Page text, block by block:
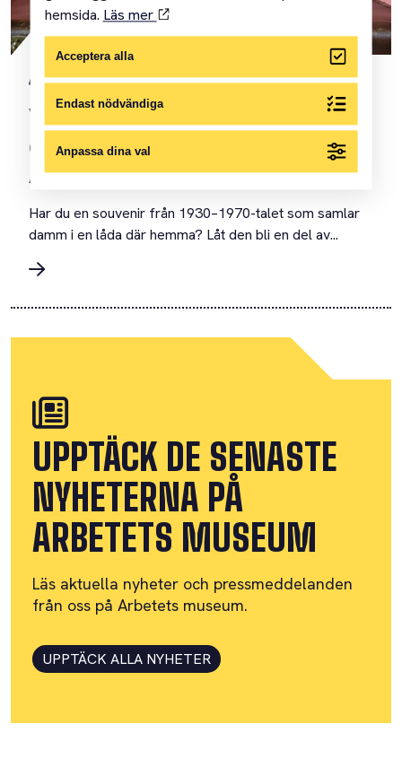
17 FEBRUARI 2026
Vi söker era souvenirer till
den nya utställningen om
Alva!
Har du en souvenir från 1930–1970-talet som samlar
damm i en låda där hemma? Låt den bli en del av...
UPPTÄCK DE SENASTE
NYHETERNA PÅ
ARBETETS MUSEUM
Läs aktuella nyheter och pressmeddelanden
från oss på Arbetets museum.
UPPTÄCK ALLA NYHETER
hemsida. Läs mer
Acceptera alla
Endast nödvändiga
Anpassa dina val